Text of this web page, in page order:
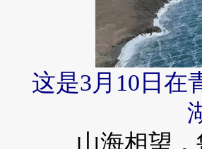
这是3月10日在
山海相望，